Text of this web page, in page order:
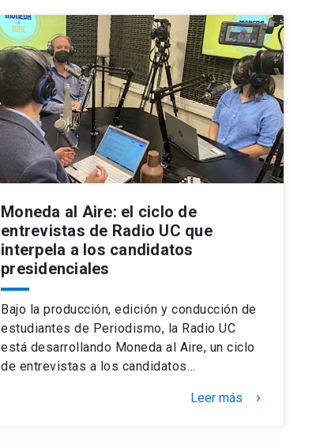
Moneda al Aire: el ciclo de
entrevistas de Radio UC que
interpela a los candidatos
presidenciales
Bajo la producción, edición y conducción de
estudiantes de Periodismo, la Radio UC
está desarrollando Moneda al Aire, un ciclo
de entrevistas a los candidatos…
Leer más keyboard_arrow_right